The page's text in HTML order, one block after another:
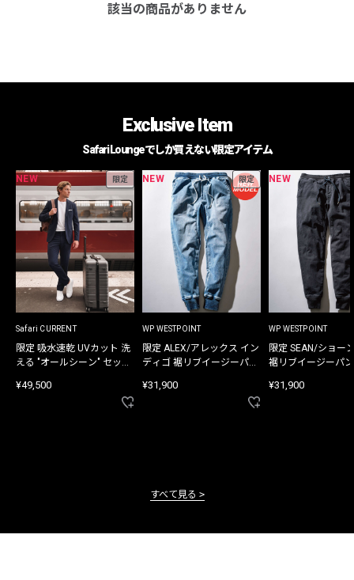
該当の商品がありません
Exclusive Item
Safari Loungeでしか買えない限定アイテム
NEW 限定
Safari CURRENT
限定 吸水速乾 UVカット 洗
える "オールシーン" セット
¥49,500
NEW 限定
WP WESTPOINT
限定 ALEX/アレックス イン
ディゴ 裾リブイージーパン
¥31,900
NEW
WP WESTPOINT
限定 SEAN/ショー
裾リブイージーパ
¥31,900
すべて見る